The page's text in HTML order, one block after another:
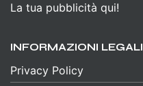
La tua pubblicità qui!
INFORMAZIONI LEGALI
Privacy Policy